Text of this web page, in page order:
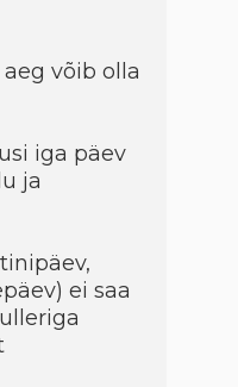
võib olla
iga päev
ja
ei saa